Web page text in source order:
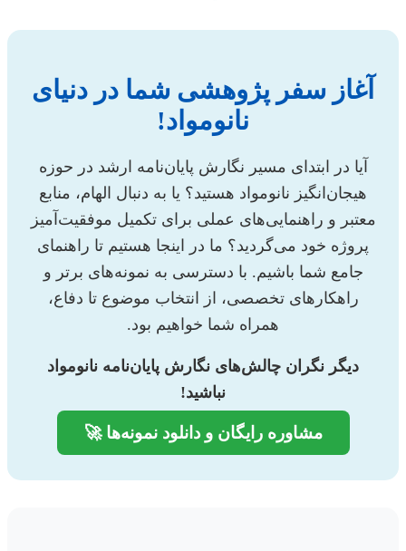
آغاز سفر پژوهشی شما در دنیای
نانومواد!
آیا در ابتدای مسیر نگارش پایان‌نامه ارشد در حوزه
هیجان‌انگیز نانومواد هستید؟ یا به دنبال الهام، منابع
معتبر و راهنمایی‌های عملی برای تکمیل موفقیت‌آمیز
پروژه خود می‌گردید؟ ما در اینجا هستیم تا راهنمای
جامع شما باشیم. با دسترسی به نمونه‌های برتر و
راهکارهای تخصصی، از انتخاب موضوع تا دفاع،
همراه شما خواهیم بود.
دیگر نگران چالش‌های نگارش پایان‌نامه نانومواد
نباشید!
مشاوره رایگان و دانلود نمونه‌ها 🚀